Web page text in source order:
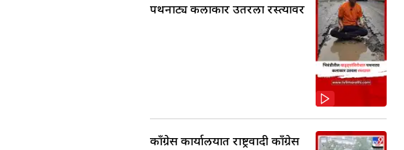
पथनाट्य कलाकार उतरला रस्त्यावर
काँग्रेस कार्यालयात राष्ट्रवादी काँग्रेस